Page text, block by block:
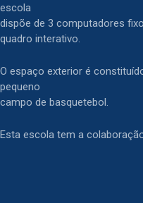
escola
dispõe de 3 computadores
quadro interativo.
O espaço exterior é
pequeno
campo de basquetebol.
Esta escola tem a